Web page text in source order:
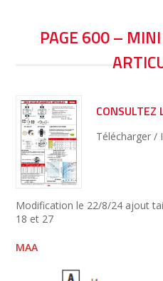
PAGE 600 –
CONSULTEZ
Télécharger /
Modification le 22/8/24 ajout
18 et 27
MAA
NAVIGATION